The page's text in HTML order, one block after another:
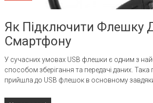
Як Підключити Флешку
Смартфону
У сучасних умовах USB флешки є одним з
способом зберігання та передачі даних. Така
прийшла до USB флешок в основному